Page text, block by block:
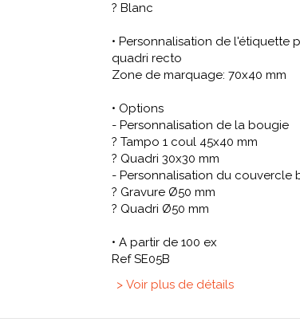
? Blanc
• Personnalisation de l'étiquette
quadri recto
Zone de marquage: 70x40 mm
• Options
- Personnalisation de la bougie
? Tampo 1 coul 45x40 mm
? Quadri 30x30 mm
- Personnalisation du couvercle
? Gravure Ø50 mm
? Quadri Ø50 mm
• A partir de 100 ex
Ref SE05B
> Voir plus de détails